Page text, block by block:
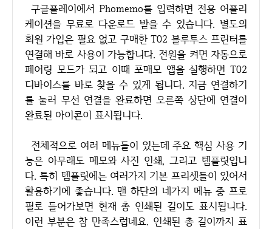
구글플레이에서 Phomemo를 입력하면 전용 어플리
케이션을 무료로 다운로드 받을 수 있습니다. 별도의
회원 가입은 필요 없고 구매한 T02 블루투스 프린터를
연결해 바로 사용이 가능합니다. 전원을 켜면 자동으로
페어링 모드가 되고 이때 포매모 앱을 실행하면 T02
디바이스를 바로 찾을 수 있게 됩니다. 지금 연결하기
를 눌러 무선 연결을 완료하면 오른쪽 상단에 연결이
완료된 아이콘이 표시됩니다.
전체적으로 여러 메뉴들이 있는데 주요 핵심 사용 기
능은 아무래도 메모와 사진 인쇄, 그리고 템플릿입니
다. 특히 템플릿에는 여러가지 기본 프리셋들이 있어서
활용하기에 좋습니다. 맨 하단의 네가지 메뉴 중 프로
필로 들어가보면 현재 총 인쇄된 길이도 표시됩니다.
이런 부분은 참 만족스럽네요. 인쇄된 총 길이까지 표